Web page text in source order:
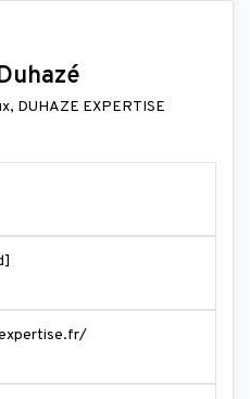
DUHAZE EXPERTISE